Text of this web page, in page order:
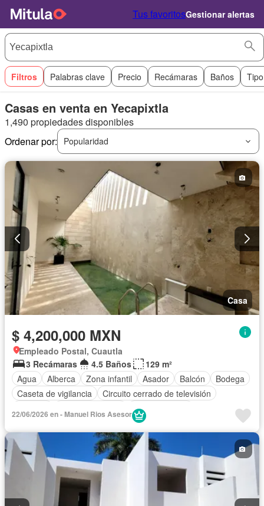
Tus favoritosGestionar alertas
Filtros Palabras clave Precio Recámaras Baños
Casas en venta en Yecapixtla
1,490 propiedades disponibles
Ordenar por:
Popularidad
Casa
$ 4,200,000 MXN
Empleado Postal, Cuautla
3 Recámaras
4.5 Baños
129 m²
Agua
Alberca Zona infantil Asador Balcón
Bodega
Caseta de vigilancia
Circuito cerrado de televisión
Cocina integral
Cuarto de servicio
Estacionamiento
Sala polivalente
Seguridad Terraza
22/06/2026 en - Manuel Rios Asesor